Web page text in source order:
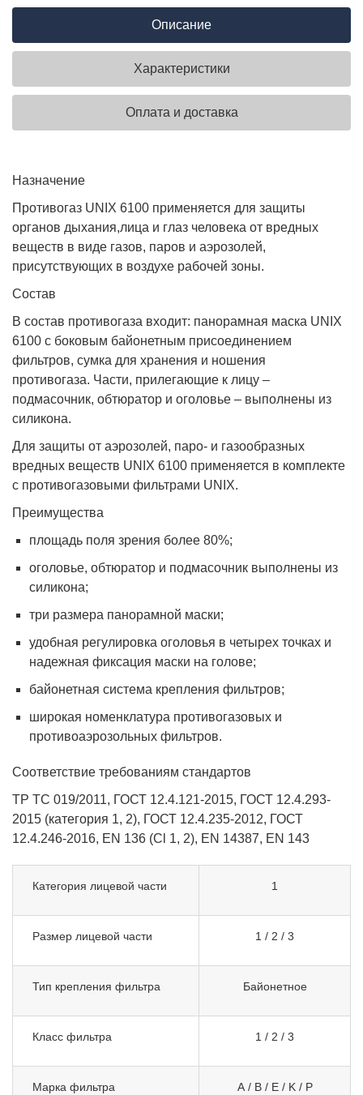
Описание
Характеристики
Оплата и доставка
Назначение
Противогаз UNIX 6100 применяется для защиты
органов дыхания,лица и глаз человека от вредных
веществ в виде газов, паров и аэрозолей,
присутствующих в воздухе рабочей зоны.
Состав
В состав противогаза входит: панорамная маска UNIX
6100 с боковым байонетным присоединением
фильтров, сумка для хранения и ношения
противогаза. Части, прилегающие к лицу –
подмасочник, обтюратор и оголовье – выполнены из
силикона.
Для защиты от аэрозолей, паро- и газообразных
вредных веществ UNIX 6100 применяется в комплекте
с противогазовыми фильтрами UNIX.
Преимущества
площадь поля зрения более 80%;
оголовье, обтюратор и подмасочник выполнены из
силикона;
три размера панорамной маски;
удобная регулировка оголовья в четырех точках и
надежная фиксация маски на голове;
байонетная система крепления фильтров;
широкая номенклатура противогазовых и
противоаэрозольных фильтров.
Соответствие требованиям стандартов
ТР ТС 019/2011, ГОСТ 12.4.121-2015, ГОСТ 12.4.293-
2015 (категория 1, 2), ГОСТ 12.4.235-2012, ГОСТ
12.4.246-2016, EN 136 (Cl 1, 2), EN 14387, EN 143
Категория лицевой части 1
Размер лицевой части 1 / 2 / 3
Тип крепления фильтра Байонетное
Класс фильтра 1 / 2 / 3
Марка фильтра A / B / E / K / P